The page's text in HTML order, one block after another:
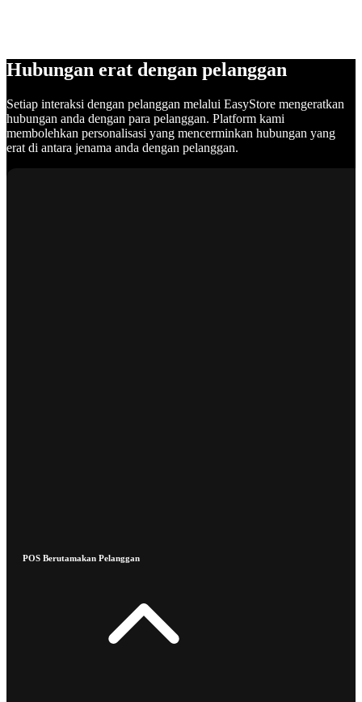
Hubungan erat dengan pelanggan
Setiap interaksi dengan pelanggan melalui EasyStore mengeratkan
hubungan anda dengan para pelanggan. Platform kami
membolehkan personalisasi yang mencerminkan hubungan yang
erat di antara jenama anda dengan pelanggan.
POS Berutamakan Pelanggan